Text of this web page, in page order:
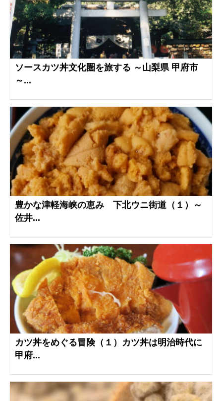
ソースカツ丼文化圏を旅する ～山梨県 甲府市
～...
豊かな津軽海峡の恵み 下北ウニ街道（１）～
佐井...
カツ丼をめぐる冒険（１）カツ丼は明治時代に
甲府...